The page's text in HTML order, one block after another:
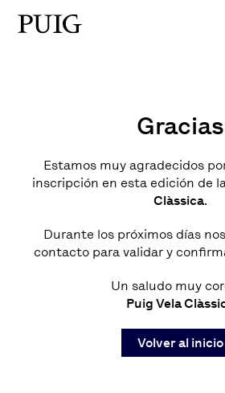
Gracias
Estamos muy agradecidos
inscripción en esta edición de
Clàssica.
Durante los próximos días
contacto para validar y
Un saludo muy
Puig Vela
Volver al inicio